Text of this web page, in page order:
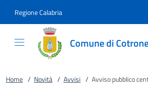
Regione Calabria
Comune di
Home / Novità / Avvisi / Avviso pubblico